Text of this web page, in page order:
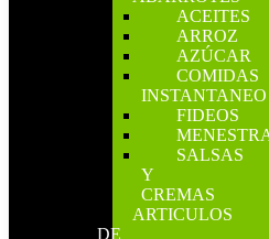
ACEITES
ARROZ
AZÚCAR
COMIDAS
INSTANTANEO
FIDEOS
SALSAS
Y
CREMAS
ARTICULOS
DE